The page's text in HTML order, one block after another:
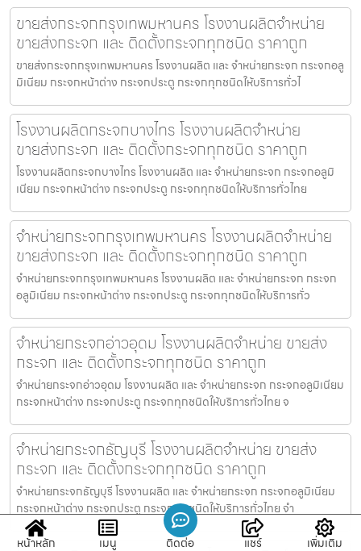
ขายส่งกระจกกรุงเทพมหานคร โรงงานผลิตจำหน่าย
ขายส่งกระจก และ ติดตั้งกระจกทุกชนิด ราคาถูก
ขายส่งกระจกกรุงเทพมหานคร โรงงานผลิต และ จำหน่ายกระจก กระจกอลู
มิเนียม กระจกหน้าต่าง กระจกประตู กระจกทุกชนิดให้บริการทั่วไ
โรงงานผลิตกระจกบางไทร โรงงานผลิตจำหน่าย
ขายส่งกระจก และ ติดตั้งกระจกทุกชนิด ราคาถูก
โรงงานผลิตกระจกบางไทร โรงงานผลิต และ จำหน่ายกระจก กระจกอลูมิ
เนียม กระจกหน้าต่าง กระจกประตู กระจกทุกชนิดให้บริการทั่วไทย
จำหน่ายกระจกกรุงเทพมหานคร โรงงานผลิตจำหน่าย
ขายส่งกระจก และ ติดตั้งกระจกทุกชนิด ราคาถูก
จำหน่ายกระจกกรุงเทพมหานคร โรงงานผลิต และ จำหน่ายกระจก กระจก
อลูมิเนียม กระจกหน้าต่าง กระจกประตู กระจกทุกชนิดให้บริการทั่ว
จำหน่ายกระจกอ่าวอุดม โรงงานผลิตจำหน่าย ขายส่ง
กระจก และ ติดตั้งกระจกทุกชนิด ราคาถูก
จำหน่ายกระจกอ่าวอุดม โรงงานผลิต และ จำหน่ายกระจก กระจกอลูมิเนียม
กระจกหน้าต่าง กระจกประตู กระจกทุกชนิดให้บริการทั่วไทย จ
จำหน่ายกระจกธัญบุรี โรงงานผลิตจำหน่าย ขายส่ง
กระจก และ ติดตั้งกระจกทุกชนิด ราคาถูก
จำหน่ายกระจกธัญบุรี โรงงานผลิต และ จำหน่ายกระจก กระจกอลูมิเนียม
กระจกหน้าต่าง กระจกประตู กระจกทุกชนิดให้บริการทั่วไทย จำ
หน้าหลัก เมนู ติดต่อ แชร์ เพิ่มเติม